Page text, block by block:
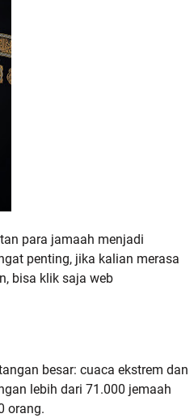
para jamaah menjadi
penting, jika kalian merasa
bisa klik saja web
besar: cuaca ekstrem dan
lebih dari 71.000 jemaah
orang.